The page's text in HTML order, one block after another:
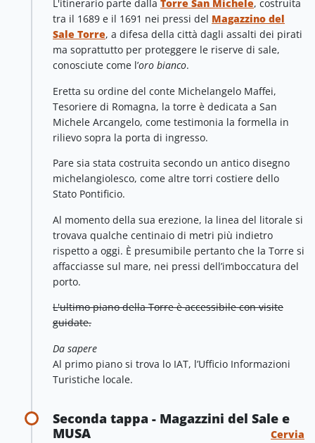
L'itinerario parte dalla Torre San Michele, costruita
tra il 1689 e il 1691 nei pressi del Magazzino del
Sale Torre, a difesa della città dagli assalti dei pirati
ma soprattutto per proteggere le riserve di sale,
conosciute come l’oro bianco.
Eretta su ordine del conte Michelangelo Maffei,
Tesoriere di Romagna, la torre è dedicata a San
Michele Arcangelo, come testimonia la formella in
rilievo sopra la porta di ingresso.
Pare sia stata costruita secondo un antico disegno
michelangiolesco, come altre torri costiere dello
Stato Pontificio.
Al momento della sua erezione, la linea del litorale si
trovava qualche centinaio di metri più indietro
rispetto a oggi. È presumibile pertanto che la Torre si
affacciasse sul mare, nei pressi dell’imboccatura del
porto.
L'ultimo piano della Torre è accessibile con visite
guidate.
Da sapere
Al primo piano si trova lo IAT, l’Ufficio Informazioni
Turistiche locale.
Seconda tappa - Magazzini del Sale e
MUSA
Cervia